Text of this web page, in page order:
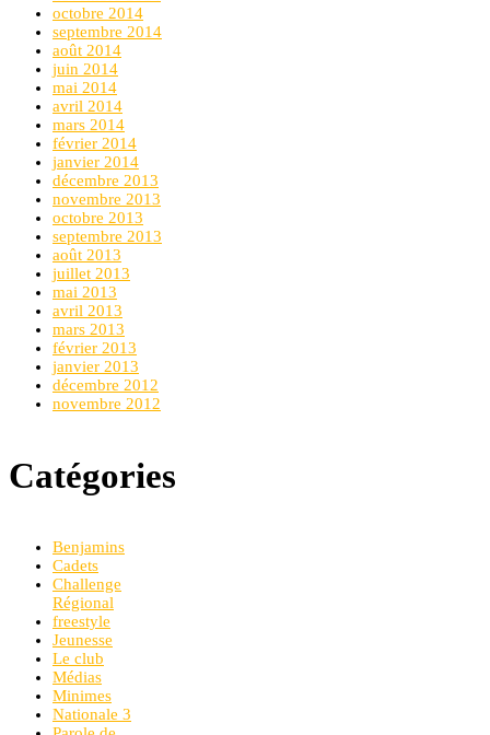
octobre 2014
septembre 2014
août 2014
juin 2014
mai 2014
avril 2014
mars 2014
février 2014
janvier 2014
décembre 2013
novembre 2013
octobre 2013
septembre 2013
août 2013
juillet 2013
mai 2013
avril 2013
mars 2013
février 2013
janvier 2013
décembre 2012
novembre 2012
Catégories
Benjamins
Cadets
Challenge
Régional
freestyle
Jeunesse
Le club
Médias
Minimes
Nationale 3